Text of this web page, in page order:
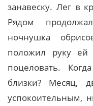
занавеску. Лег в
Рядом
ночнушка
положил руку ей
поцеловать.
близки? Месяц,
успокоительным,